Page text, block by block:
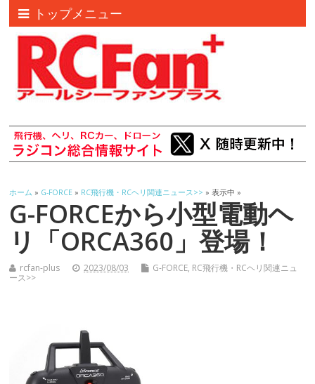
トップメニュー
ホーム » G-FORCE » RC飛行機・RCヘリ関連ニュース>> » 表示中 »
G-FORCEから小型電動ヘ
リ「ORCA360」登場！
rcfan-plus 2023/08/03 G-FORCE, RC飛行機・RCヘリ関連ニュ
ース>>